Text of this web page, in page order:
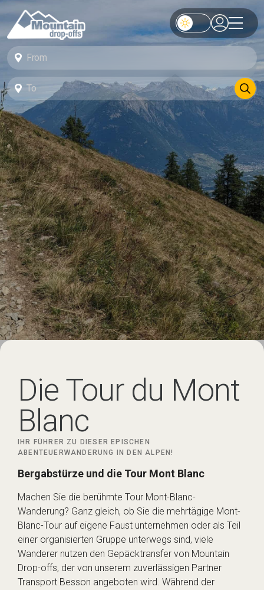
Die Tour du Mont
Blanc
IHR FÜHRER ZU DIESER EPISCHEN
ABENTEUERWANDERUNG IN DEN ALPEN!
Bergabstürze und die Tour Mont Blanc
Machen Sie die berühmte Tour Mont-Blanc-
Wanderung? Ganz gleich, ob Sie die mehrtägige Mont-
Blanc-Tour auf eigene Faust unternehmen oder als Teil
einer organisierten Gruppe unterwegs sind, viele
Wanderer nutzen den Gepäcktransfer von Mountain
Drop-offs, der von unserem zuverlässigen Partner
Transport Besson angeboten wird. Während der